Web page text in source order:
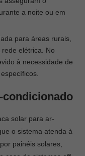
a noite ou em
para áreas rurais,
elétrica. No
à necessidade de
condicionado
solar para ar-
o sistema atenda à
painéis solares,